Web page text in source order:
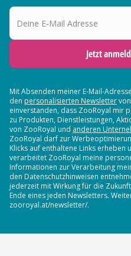
Deine E-Mail Adresse
Jetzt
Mit Absenden meiner E-Mail-
den personalisierten Newsletter
einverstanden, dass ZooRoyal mir
zu Produkten, Dienstleistungen,
von ZooRoyal und anderen
ZooRoyal darf zur
Klicks auf enthaltene Links erheben
verarbeitet ZooRoyal meine
Informationen zur Verarbeitung
den Datenschutzhinweisen
jederzeit mit Wirkung für die
Ende eines jeden Newsletters.
zooroyal.at/newsletter/.